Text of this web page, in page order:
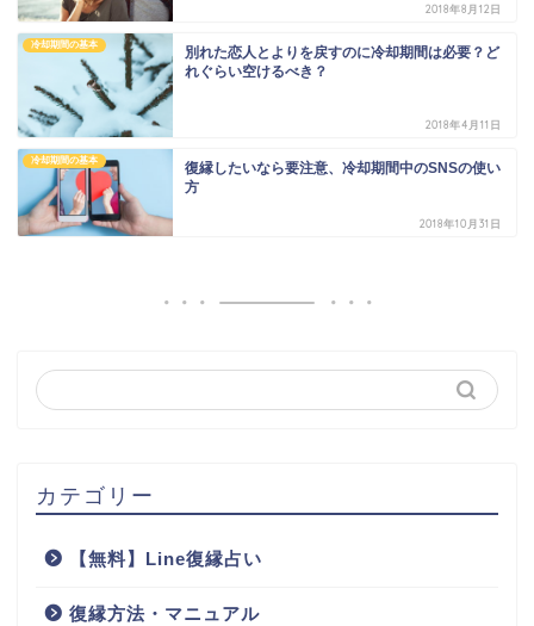
2018年8月12日
冷却期間の基本
別れた恋人とよりを戻すのに冷却期間は必要？ど
れぐらい空けるべき？
2018年4月11日
冷却期間の基本
復縁したいなら要注意、冷却期間中のSNSの使い
方
2018年10月31日
カテゴリー
【無料】Line復縁占い
復縁方法・マニュアル